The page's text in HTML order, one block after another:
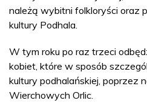
należą wybitni folkloryści oraz
kultury Podhala.
W tym roku po raz trzeci
kobiet, które w sposób
kultury podhalańskiej, poprzez
Wierchowych Orlic.